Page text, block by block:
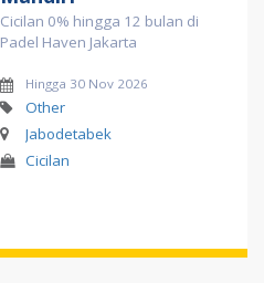
Cicilan 0% hingga 12 bulan di
Padel Haven Jakarta
Hingga 30 Nov 2026
Other
Jabodetabek
Cicilan